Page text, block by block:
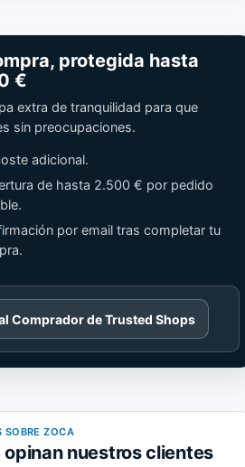
protegida hasta
€
extra de tranquilidad para que
sin preocupaciones.
adicional.
de hasta 2.500 € por pedido
por email tras completar tu
Comprador de Trusted Shops
SOBRE ZOCA
opinan nuestros clientes